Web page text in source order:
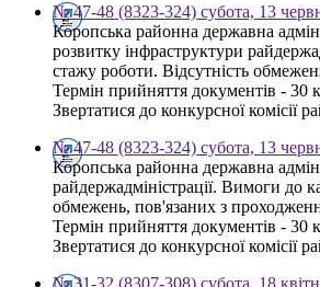
№ 47-48 (8323-324) субота, 13
Коропська районна державна
розвитку інфраструктури
стажу роботи. Відсутність
Термін прийняття документів - 30
Звертатися до конкурсної
№ 47-48 (8323-324) субота, 13
Коропська районна державна
райдержадміністрації. Вимоги до
обмежень, пов'язаних з
Термін прийняття документів - 30
Звертатися до конкурсної
№ 31-32 (8307-308) субота, 18